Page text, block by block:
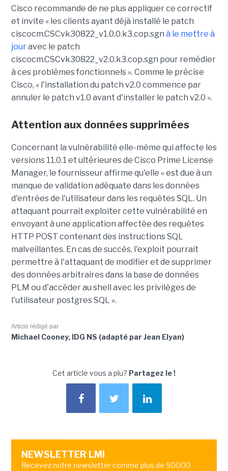
Cisco recommande de ne plus appliquer ce correctif
et invite « les clients ayant déjà installé le patch
ciscocm.CSCvk30822_v1.0.0.k3.cop.sgn à le mettre à
jouravec le patch
ciscocm.CSCvk30822_v2.0.k3.cop.sgn pour remédier
à ces problèmes fonctionnels ». Comme le précise
Cisco, « l'installation du patch v2.0 commence par
annuler le patch v1.0 avant d'installer le patch v2.0 ».
Attention aux données supprimées
Concernant la vulnérabilité elle-même qui affecte les
versions 11.0.1 et ultérieures de Cisco Prime License
Manager, le fournisseur affirme qu'elle « est due à un
manque de validation adéquate dans les données
d'entrées de l'utilisateur dans les requêtes SQL. Un
attaquant pourrait exploiter cette vulnérabilité en
envoyant à une application affectée des requêtes
HTTP POST contenant des instructions SQL
malveillantes. En cas de succès, l'exploit pourrait
permettre à l'attaquant de modifier et de supprimer
des données arbitraires dans la base de données
PLM ou d'accéder au shell avec les privilèges de
l'utilisateur postgres SQL ».
Article rédigé par
Michael Cooney, IDG NS (adapté par Jean Elyan)
Cet article vous a plu? Partagez le !
NEWSLETTER LMI
Recevez notre newsletter comme plus de 50000